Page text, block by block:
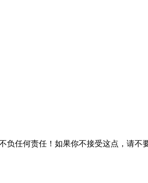
任何责任！如果你不接受这点，请不